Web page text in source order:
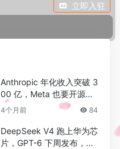
立即入驻
Anthropic 年化收入突破 3
00 亿，Meta 也要开源新
一代 AI 模型
4个月前 84
DeepSeek V4 跑上华为芯
片，GPT-6 下周发布，AI